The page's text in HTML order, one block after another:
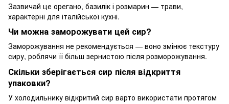
Зазвичай це орегано, базилік і розмарин — трави,
характерні для італійської кухні.
Чи можна заморожувати цей сир?
Заморожування не рекомендується — воно змінює текстуру
сиру, роблячи її більш зернистою після розморожування.
Скільки зберігається сир після відкриття
упаковки?
У холодильнику відкритий сир варто використати протягом